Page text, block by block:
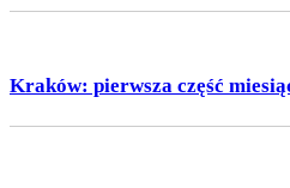
Kraków: pierwsza część